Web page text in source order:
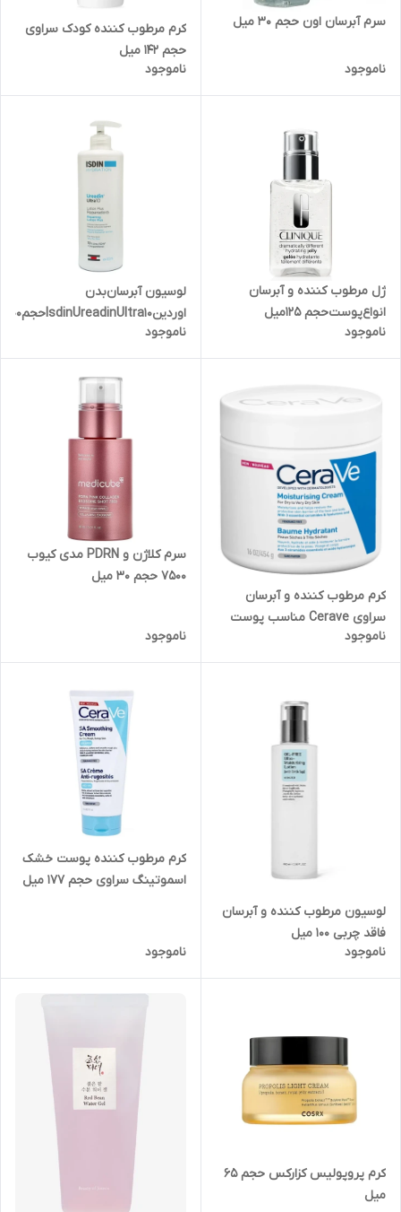
سرم‌ آبرسان‌ اون‌ حجم 30 میل
ناموجود
کرم مرطوب کننده کودک سراوی
حجم 142 میل
ناموجود
ژل‌ مرطوب‌ کننده‌ و آبرسان‌
انواع‌پوست‌حجم 125میل
ناموجود
لوسیون‌ آبرسان‌بدن‌
اوردینIsdinUreadinUltra10‌حجم‌400میل
ناموجود
کرم مرطوب کننده و آبرسان
سراوی Cerave مناسب پوست
خشک و خیلی خشک 454 گرم
ناموجود
سرم کلاژن و PDRN مدی کیوب
7500 حجم 30 میل
ناموجود
لوسیون مرطوب کننده و آبرسان
فاقد چربی 100 میل
ناموجود
کرم مرطوب کننده پوست خشک
اسموتینگ سراوی حجم 177 میل
ناموجود
کرم‌ پروپولیس کزارکس حجم 65
میل